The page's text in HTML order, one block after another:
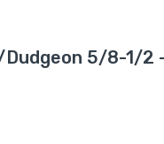
Dudgeon 5/8-1/2